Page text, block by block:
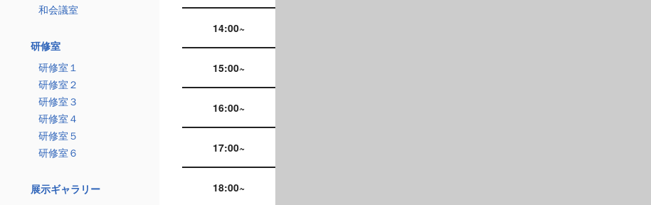
和会議室
研修室
研修室１
研修室２
研修室３
研修室４
研修室５
研修室６
展示ギャラリー
14:00~
15:00~
16:00~
17:00~
18:00~